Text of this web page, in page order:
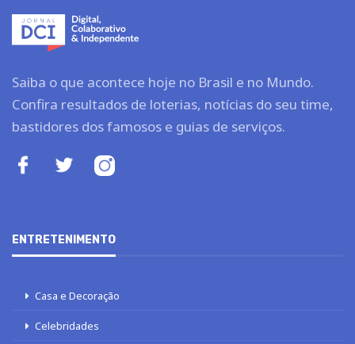
Saiba o que acontece hoje no Brasil e no Mundo.
Confira resultados de loterias, notícias do seu time,
bastidores dos famosos e guias de serviços.
ENTRETENIMENTO
Casa e Decoração
Celebridades